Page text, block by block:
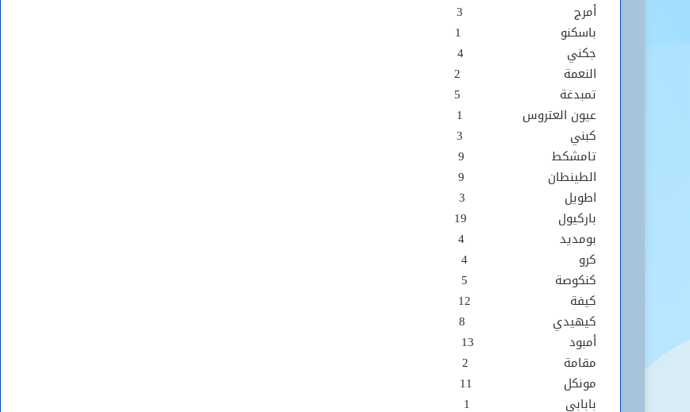
أمرج 3
باسكنو 1
جكني 4
النعمة 2
تمبدغة 5
عيون العتروس 1
كبني 3
تامشكط 9
الطينطان 9
اطويل 3
باركيول 19
بومديد 4
كرو 4
كنكوصة 5
كيفة 12
كيهيدي 8
أمبود 13
مقامة 2
مونكل 11
بابابي 1